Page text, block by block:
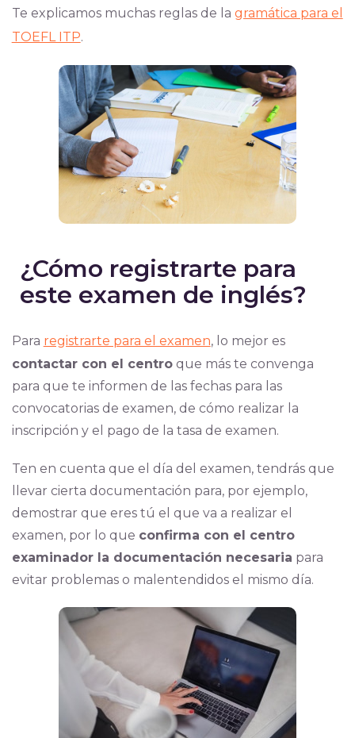
Te explicamos muchas reglas de la gramática para el
TOEFL ITP.
¿Cómo registrarte para
este examen de inglés?
Para registrarte para el examen, lo mejor es
contactar con el centroque más te convenga
para que te informen de las fechas para las
convocatorias de examen, de cómo realizar la
inscripción y el pago de la tasa de examen.
Ten en cuenta que el día del examen, tendrás que
llevar cierta documentación para, por ejemplo,
demostrar que eres tú el que va a realizar el
examen, por lo que confirma con el centro
examinador la documentación necesaria para
evitar problemas o malentendidos el mismo día.